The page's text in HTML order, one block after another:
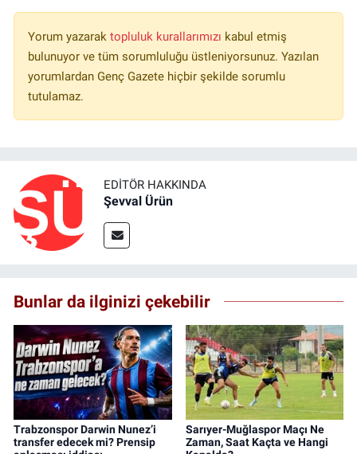
Yorum yazarak topluluk kurallarımızı kabul etmiş
bulunuyor ve tüm sorumluluğu üstleniyorsunuz. Yazılan
yorumlardan Genç Gazete hiçbir şekilde sorumlu
tutulamaz.
EDITÖR HAKKINDA
Şevval Ürün
Bunlar da ilginizi çekebilir
Trabzonspor Darwin Nunez’i
transfer edecek mi? Prensip
Sarıyer-Muğlaspor Maçı Ne
Zaman, Saat Kaçta ve Hangi